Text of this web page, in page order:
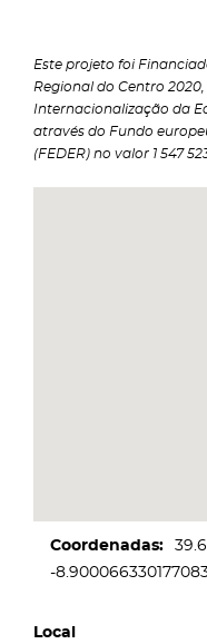
Este projeto foi
Regional do Centro
Internacionalização da
através do Fundo
(FEDER) no valor 1 547
Coordenadas
-
Local